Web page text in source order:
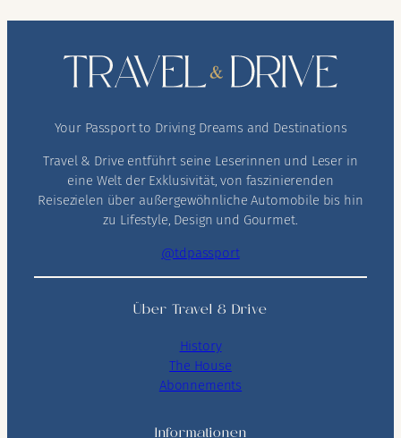
Your Passport to Driving Dreams and Destinations
Travel & Drive entführt seine Leserinnen und Leser in
eine Welt der Exklusivität, von faszinierenden
Reisezielen über außergewöhnliche Automobile bis hin
zu Lifestyle, Design und Gourmet.
@tdpassport
Über Travel & Drive
History
The House
Abonnements
Informationen